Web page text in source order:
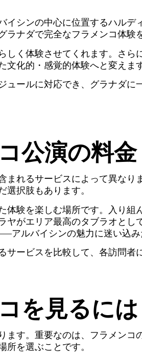
シンの中心に位置するハル
ナダで完全なフラメンコ体験
く体験させてくれます。さら
化的・感覚的体験へと変えます
ールに対応でき、グラナダ
公演の料金
まれるサービスによって異な
択肢もあります。
体験を楽しむ場所です。入り
ヤがエリア最高のタブラオと
ルバイシンの魅力に迷い込み
ービスを比較して、各訪問者
を見るには
す。重要なのは、フラメンコ
を選ぶことです。